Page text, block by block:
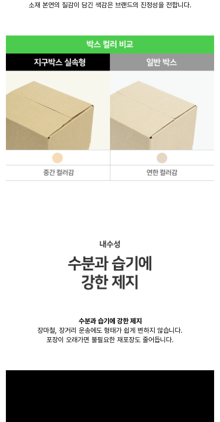
소재 본연의 질감이 담긴 색감은 브랜드의 진정성을 전합니다.
수분과 습기에 강한 제지
장마철, 장거리 운송에도 형태가 쉽게 변하지 않습니다.
포장이 오래가면 불필요한 재포장도 줄어듭니다.